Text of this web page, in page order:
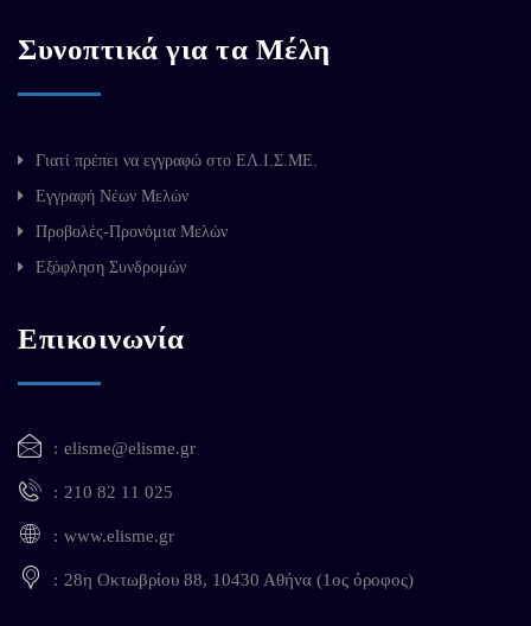
Συνοπτικά για τα Μέλη
Γιατί πρέπει να εγγραφώ στο ΕΛ.Ι.Σ.ΜΕ.
Εγγραφή Νέων Μελών
Προβολές-Προνόμια Μελών
Εξόφληση Συνδρομών
Επικοινωνία
elisme@elisme.gr
210 82 11 025
www.elisme.gr
28η Οκτωβρίου 88, 10430 Αθήνα (1ος όροφος)